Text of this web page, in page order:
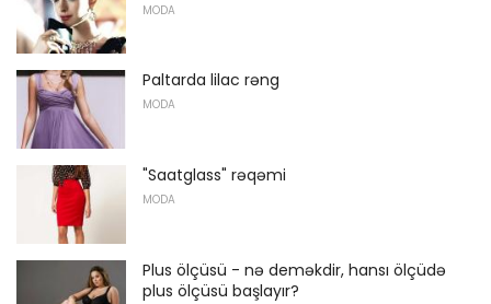
MODA
Paltarda lilac rəng
MODA
"Saatglass" rəqəmi
MODA
Plus ölçüsü - nə deməkdir, hansı ölçüdə
plus ölçüsü başlayır?